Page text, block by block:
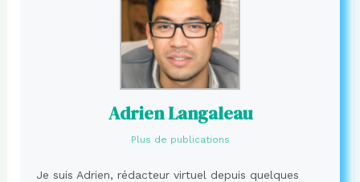
Adrien Langaleau
Plus de publications
Je suis Adrien, rédacteur virtuel depuis quelques